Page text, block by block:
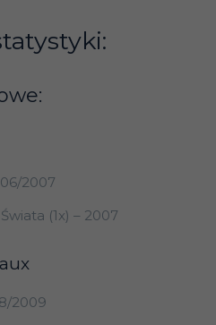
2007
(1x) – 2007
2009